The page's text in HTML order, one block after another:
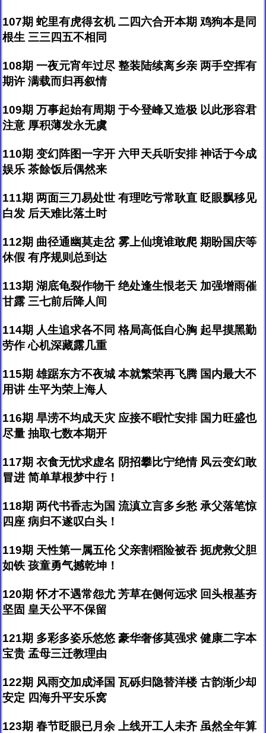
107期 蛇里有虎得玄机 二四六合开本期 鸡狗本是同
根生 三三四五不相同
108期 一夜元宵年过尽 整装陆续离乡亲 两手空挥有
期许 满载而归再叙情
109期 万事起始有周期 于今登峰又造极 以此形容君
注意 厚积薄发永无虞
110期 变幻阵图一字开 六甲天兵听安排 神话于今成
娱乐 茶餘饭后偶然来
111期 两面三刀易处世 有理吃亏常耿直 眨眼飘移见
白发 后天难比落土时
112期 曲径通幽莫走岔 雾上仙境谁敢爬 期盼国庆等
休假 有序规则总到达
113期 湖底龟裂作物干 绝处逢生恨老天 加强增雨催
甘露 三七前后降人间
114期 人生追求各不同 格局高低自心胸 起早摸黑勤
劳作 心机深藏露几重
115期 雄踞东方不夜城 本就繁荣再飞腾 国内最大不
用讲 生平为荣上海人
116期 旱涝不均成天灾 应接不暇忙安排 国力旺盛也
尽量 抽取七数本期开
117期 衣食无忧求虚名 阴招攀比宁绝情 风云变幻敢
冒进 简单草根梦中行！
118期 两代书香志为国 流滇立言多乡愁 承父落笔惊
四座 病归不遂叹白头！
119期 天性第一属五伦 父亲割稻险被吞 扼虎救父胆
如铁 孩童勇气撼乾坤！
120期 怀才不遇常怨尤 芳草在侧何远求 回头根基夯
坚固 皇天公平不保留
121期 多彩多姿乐悠悠 豪华奢侈莫强求 健康二字本
宝贵 孟母三迁教理由
122期 风雨交加成泽国 瓦砾归隐替洋楼 古韵渐少却
安定 四海升平安乐窝
123期 春节眨眼已月余 上线开工人未齐 虽然全年算